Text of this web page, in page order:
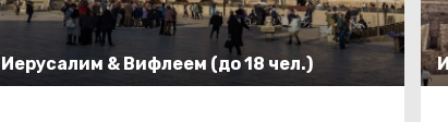
Иерусалим & Вифлеем (до 18 чел.)